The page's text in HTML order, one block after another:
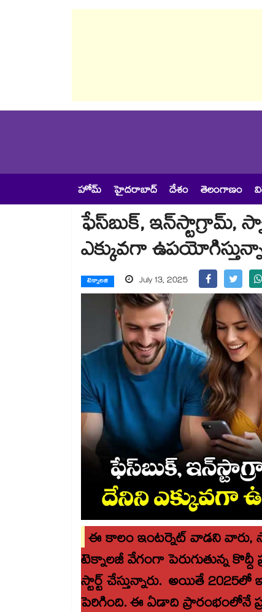
హోమ్ హైదరాబాద్ దేశం తెలంగాణం
ఫేస్‌బుక్, ఇన్‌స్టాగ్రామ్,
ఎక్కువగా
టెక్నాలజి July 13, 2025
ఈ కాలం ఇంటర్నెట్ వాడని వారు,
టెక్నాలజీ వేగంగా పెరుగుతున్న
స్టార్ట్ చేస్తున్నారు. అయితే
పెరిగింది. ఈ ఏడాది ప్రారంభంలోనే